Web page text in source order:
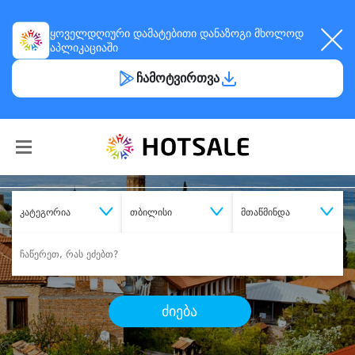
ყოველდღიური დამატებითი დანაზოგი მხოლოდ
აპლიკაციაში
ჩამოტვირთვა
კატეგორია თბილისი მთაწმინდა
ძიება
შეიძინესასურველი მომსახურება